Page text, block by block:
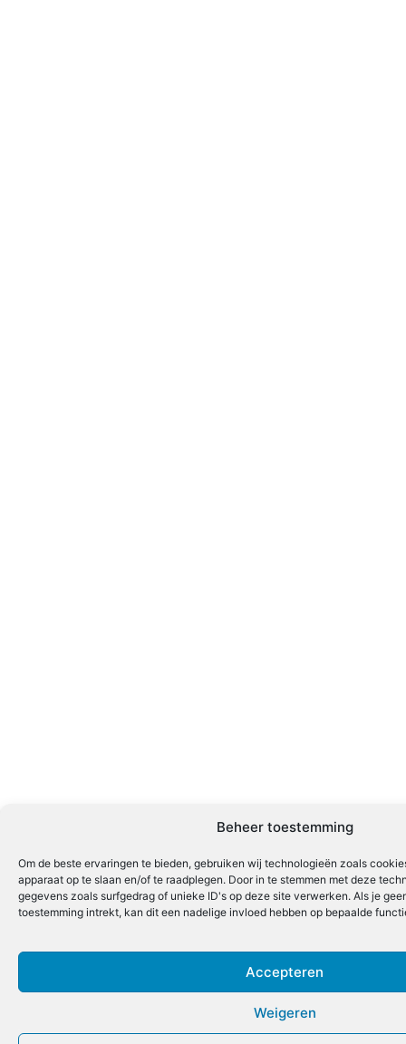
Beheer toestemming
Om de beste ervaringen te bieden, gebruiken wij technologieën zoals
apparaat op te slaan en/of te raadplegen. Door in te stemmen met deze
gegevens zoals surfgedrag of unieke ID's op deze site verwerken. Als je
toestemming intrekt, kan dit een nadelige invloed hebben op bepaalde
Accepteren
Weigeren